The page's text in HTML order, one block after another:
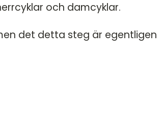
och damcyklar.
det detta steg är egentligen